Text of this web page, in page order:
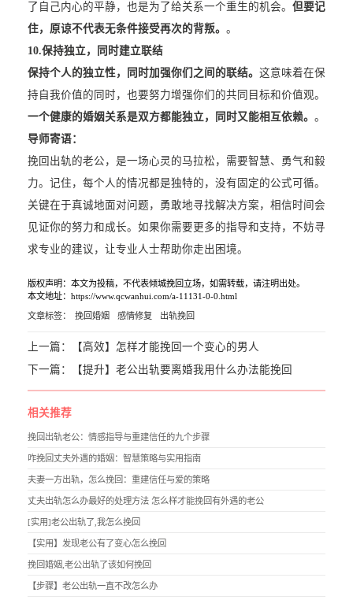
了自己内心的平静，也是为了给关系一个重生的机会。 但要记
住，原谅不代表无条件接受再次的背叛。 。
10.保持独立，同时建立联结
保持个人的独立性，同时加强你们之间的联结。 这意味着在保
持自我价值的同时，也要努力增强你们的共同目标和价值观。
一个健康的婚姻关系是双方都能独立，同时又能相互依赖。 。
导师寄语：
挽回出轨的老公，是一场心灵的马拉松，需要智慧、勇气和毅
力。记住，每个人的情况都是独特的，没有固定的公式可循。
关键在于真诚地面对问题，勇敢地寻找解决方案，相信时间会
见证你的努力和成长。如果你需要更多的指导和支持，不妨寻
求专业的建议，让专业人士帮助你走出困境。
版权声明：本文为投稿，不代表倾城挽回立场，如需转载，请注明出处。
本文地址：https://www.qcwanhui.com/a-11131-0-0.html
文章标签： 挽回婚姻 感情修复 出轨挽回
上一篇：
【高效】怎样才能挽回一个变心的男人
下一篇：
【提升】老公出轨要离婚我用什么办法能挽回
相关推荐
挽回出轨老公：情感指导与重建信任的九个步骤
咋挽回丈夫外遇的婚姻：智慧策略与实用指南
夫妻一方出轨，怎么挽回：重建信任与爱的策略
丈夫出轨怎么办最好的处理方法 怎么样才能挽回有外遇的老公
[实用]老公出轨了,我怎么挽回
【实用】发现老公有了变心怎么挽回
挽回婚姻,老公出轨了该如何挽回
【步骤】老公出轨一直不改怎么办